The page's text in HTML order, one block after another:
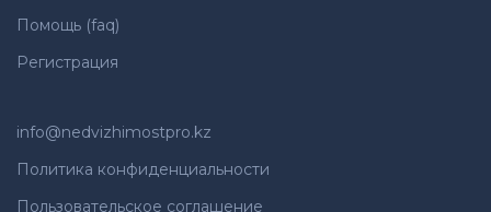
Помощь (faq)
Регистрация
info@nedvizhimostpro.kz
Политика конфиденциальности
Пользовательское соглашение